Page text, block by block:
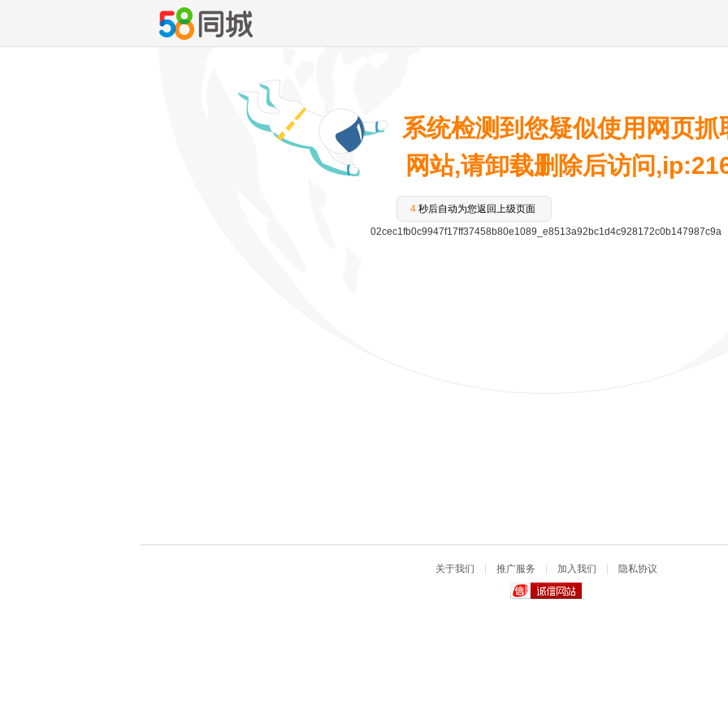
系统检测到您疑似使用网页抓
网站,请卸载删除后访问
4 秒后自动为您返回上级页面
02cec1fb0c9947f17ff37458b80e1089_e8513a92bc1d4c928172c0b147987c9a
关于我们 推广服务 加入我们 隐私协议